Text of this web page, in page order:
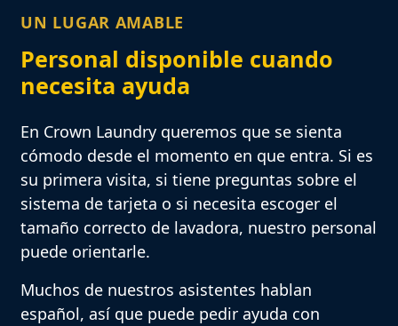
UN LUGAR AMABLE
Personal disponible cuando
necesita ayuda
En Crown Laundry queremos que se sienta
cómodo desde el momento en que entra. Si es
su primera visita, si tiene preguntas sobre el
sistema de tarjeta o si necesita escoger el
tamaño correcto de lavadora, nuestro personal
puede orientarle.
Muchos de nuestros asistentes hablan
español, así que puede pedir ayuda con